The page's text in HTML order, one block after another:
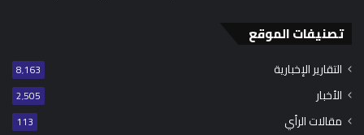
تصنيفات الموقع
التقارير الإخبارية 8٬163
الأخبار 2٬505
مقالات الرأي 113